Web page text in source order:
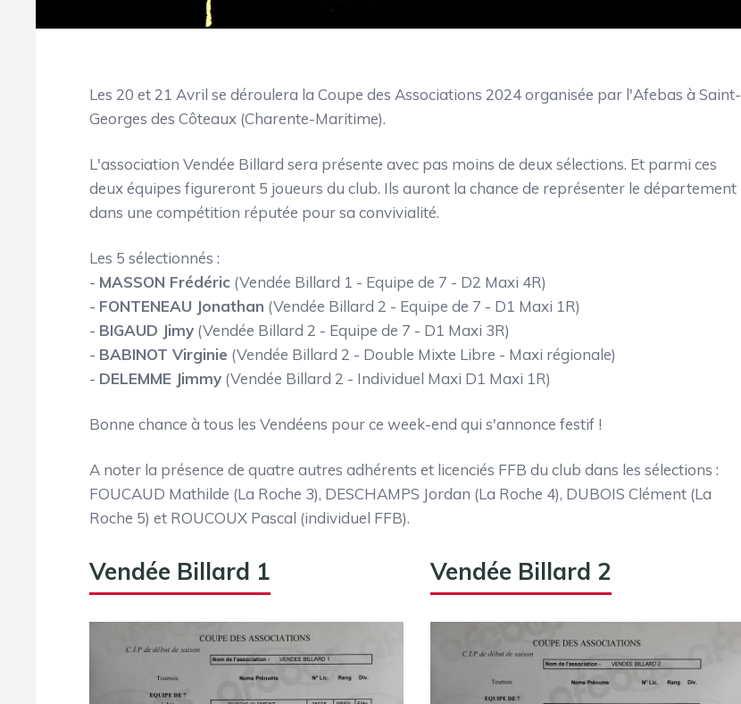
Les 20 et 21 Avril se déroulera la Coupe des Associations 2024 organisée par l'Afebas à Saint-
Georges des Côteaux (Charente-Maritime).
L'association Vendée Billard sera présente avec pas moins de deux sélections. Et parmi ces
deux équipes figureront 5 joueurs du club. Ils auront la chance de représenter le département
dans une compétition réputée pour sa convivialité.
Les 5 sélectionnés :
- MASSON Frédéric (Vendée Billard 1 - Equipe de 7 - D2 Maxi 4R)
- FONTENEAU Jonathan (Vendée Billard 2 - Equipe de 7 - D1 Maxi 1R)
- BIGAUD Jimy (Vendée Billard 2 - Equipe de 7 - D1 Maxi 3R)
- BABINOT Virginie (Vendée Billard 2 - Double Mixte Libre - Maxi régionale)
- DELEMME Jimmy (Vendée Billard 2 - Individuel Maxi D1 Maxi 1R)
Bonne chance à tous les Vendéens pour ce week-end qui s'annonce festif !
A noter la présence de quatre autres adhérents et licenciés FFB du club dans les sélections :
FOUCAUD Mathilde (La Roche 3), DESCHAMPS Jordan (La Roche 4), DUBOIS Clément (La
Roche 5) et ROUCOUX Pascal (individuel FFB).
Vendée Billard 1 Vendée Billard 2